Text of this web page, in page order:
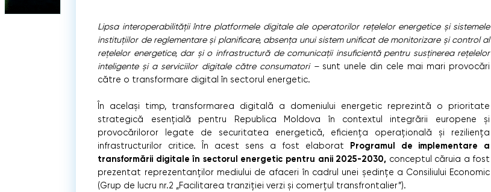
Lipsa interoperabilității între platformele digitale ale operatorilor rețelelor energetice și sistemele
instituțiilor de reglementare și planificare, absența unui sistem unificat de monitorizare și control al
rețelelor energetice, dar și o infrastructură de comunicații insuficientă pentru susținerea rețelelor
inteligente și a serviciilor digitale către consumatori – sunt unele din cele mai mari provocări
către o transformare digital în sectorul energetic.
În același timp, transformarea digitală a domeniului energetic reprezintă o prioritate
strategică esențială pentru Republica Moldova în contextul integrării europene și
provocăriloror legate de securitatea energetică, eficiența operațională și reziliența
infrastructurilor critice. În acest sens a fost elaborat Programul de implementare a
transformării digitale în sectorul energetic pentru anii 2025-2030, conceptul căruia a fost
prezentat reprezentanților mediului de afaceri în cadrul unei ședințe a Consiliului Economic
(Grup de lucru nr.2 „Facilitarea tranziției verzi și comerțul transfrontalier”).